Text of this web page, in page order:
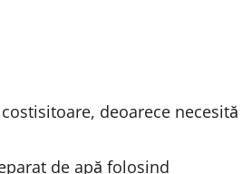
deoarece necesită
de apă folosind